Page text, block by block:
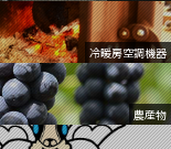
冷暖房空調機器
農産物